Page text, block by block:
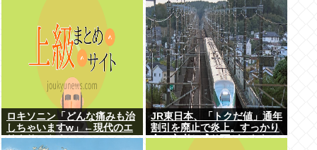
ロキソニン「どんな痛みも治
しちゃいますw」←現代のエ
リクサーやろ…
JR東日本、「トクだ値」通年
割引を廃止で炎上。すっかり
金の亡者と成り下がったな